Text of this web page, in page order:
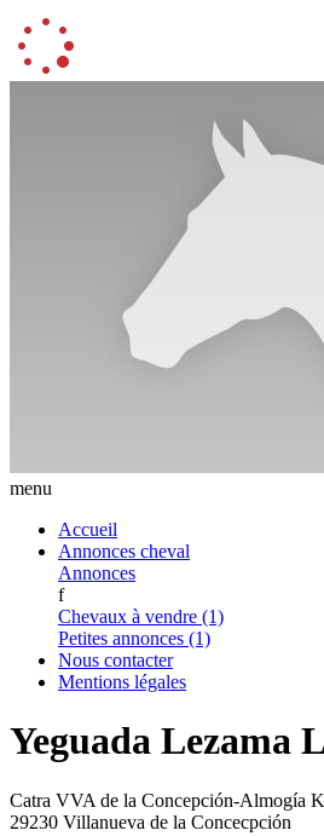
menu
Accueil
Annonces cheval
Annonces
f
Chevaux à vendre (1)
Petites annonces (1)
Nous contacter
Mentions légales
Yeguada Lezama
Catra VVA de la Concepción-Almogía
29230 Villanueva de la Concecpción